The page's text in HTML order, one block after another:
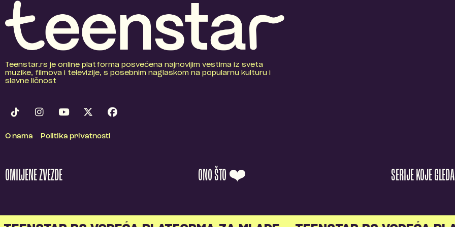
Teenstar.rs je online platforma posvećena najnovijim vestima iz sveta
muzike, filmova i televizije, s posebnim naglaskom na popularnu kulturu i
slavne ličnost
O nama Politika privatnosti
OMILJENE ZVEZDE ONO ŠTO ❤️ SERIJE KOJE